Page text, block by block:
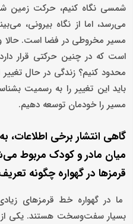
شمسی نگاه کنیم، حرکت زمین
می‌رسد، اما از نگاه بیرونی،
مسیر مخروطی در فضا است. حالا
است که در چنین حرکتی قرار
محدود کنیم؟ زندگی در حال
باید این تغییر را به رسمیت
مسیر را خودمان توسعه دهیم.
گاهی انتشار برخی اطلاعات،
میان مادر و کودک مربوط
قرمزها در گهواره چگونه
ما در گهواره خط قرمزهای
بسیار سفت‌وسخت هستند. یکی از